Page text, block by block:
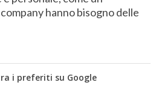
hanno bisogno delle
i preferiti su Google